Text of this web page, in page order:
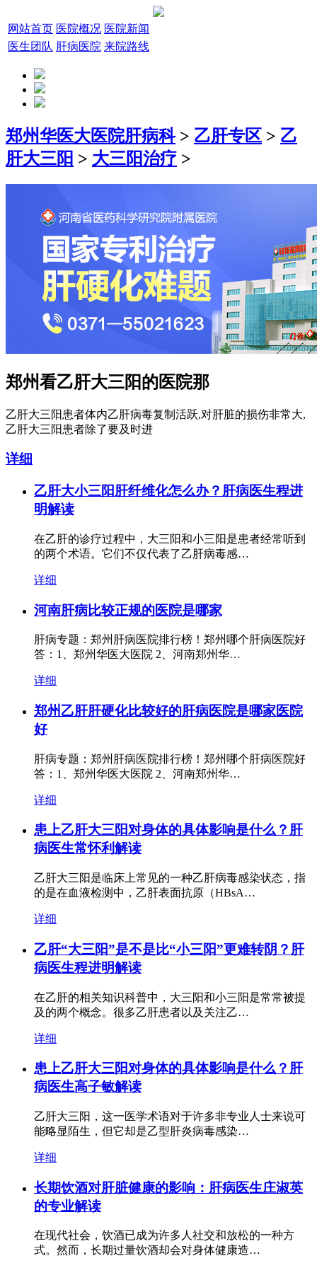
网站首页 医院概况 医院新闻
医生团队 肝病医院 来院路线
郑州华医大医院肝病科> 乙肝专区 > 乙
肝大三阳 > 大三阳治疗 >
郑州看乙肝大三阳的医院那
乙肝大三阳患者体内乙肝病毒复制活跃,对肝脏的损伤非常大,
乙肝大三阳患者除了要及时进
详细
乙肝大小三阳肝纤维化怎么办？肝病医生程进
明解读
在乙肝的诊疗过程中，大三阳和小三阳是患者经常听到
的两个术语。它们不仅代表了乙肝病毒感…
详细
河南肝病比较正规的医院是哪家
肝病专题：郑州肝病医院排行榜！郑州哪个肝病医院好
答：1、郑州华医大医院 2、河南郑州华…
详细
郑州乙肝肝硬化比较好的肝病医院是哪家医院
好
肝病专题：郑州肝病医院排行榜！郑州哪个肝病医院好
答：1、郑州华医大医院 2、河南郑州华…
详细
患上乙肝大三阳对身体的具体影响是什么？肝
病医生常怀利解读
乙肝大三阳是临床上常见的一种乙肝病毒感染状态，指
的是在血液检测中，乙肝表面抗原（HBsA…
详细
乙肝“大三阳”是不是比“小三阳”更难转阴？肝
病医生程进明解读
在乙肝的相关知识科普中，大三阳和小三阳是常常被提
及的两个概念。很多乙肝患者以及关注乙…
详细
患上乙肝大三阳对身体的具体影响是什么？肝
病医生高子敏解读
乙肝大三阳，这一医学术语对于许多非专业人士来说可
能略显陌生，但它却是乙型肝炎病毒感染…
详细
长期饮酒对肝脏健康的影响：肝病医生庄淑英
的专业解读
在现代社会，饮酒已成为许多人社交和放松的一种方
式。然而，长期过量饮酒却会对身体健康造…